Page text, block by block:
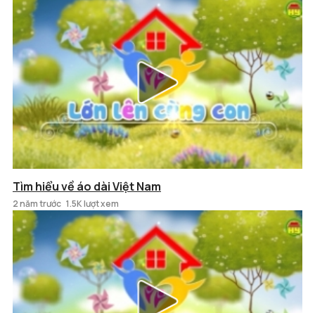
Tìm hiểu về áo dài Việt Nam
2 năm trước 1.5K lượt xem